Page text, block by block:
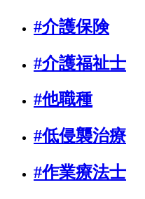
#介護保険
#介護福祉士
#他職種
#低侵襲治療
#作業療法士